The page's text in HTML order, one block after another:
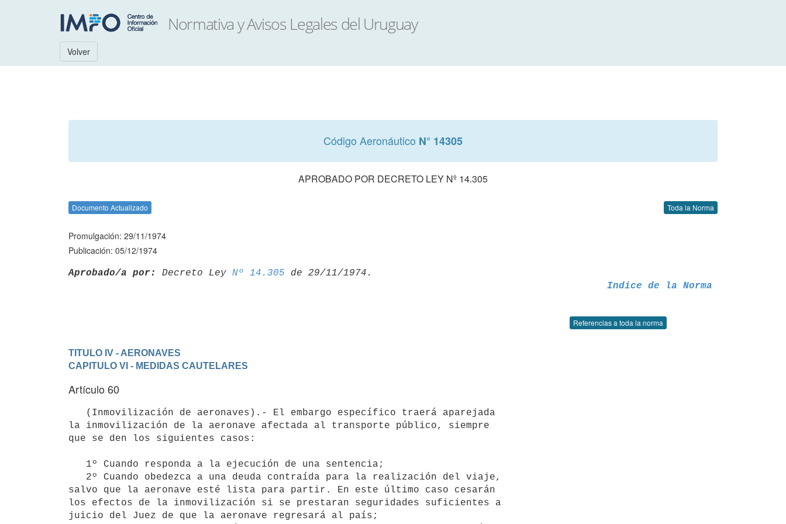
Volver
Código Aeronáutico N° 14305
APROBADO POR DECRETO LEY Nº 14.305
Documento Actualizado Toda la Norma
Promulgación: 29/11/1974
Publicación: 05/12/1974
Aprobado/a por: Decreto Ley Nº 14.305
Indice de la Norma
Referencias a toda la norma
TITULO IV - AERONAVES
CAPITULO VI - MEDIDAS CAUTELARES
Artículo 60
la inmovilización de la aeronave afectada al transporte público, siempre
que se den los siguientes casos:
salvo que la aeronave esté lista para partir. En este último caso cesarán
los efectos de la inmovilización si se prestaran seguridades suficientes a
juicio del Juez de que la aeronave regresará al país;